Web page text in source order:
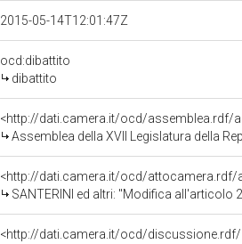
2015-05-14T12:01:47Z
ocd:dibattito
dibattito
<http://dati.camera.it/ocd/assemblea.rdf/
Assemblea della XVII Legislatura della
<http://dati.camera.it/ocd/attocamera.rdf/
SANTERINI ed altri: "Modifica all'articolo 28 della legge 4
<http://dati.camera.it/ocd/discussione.rdf/